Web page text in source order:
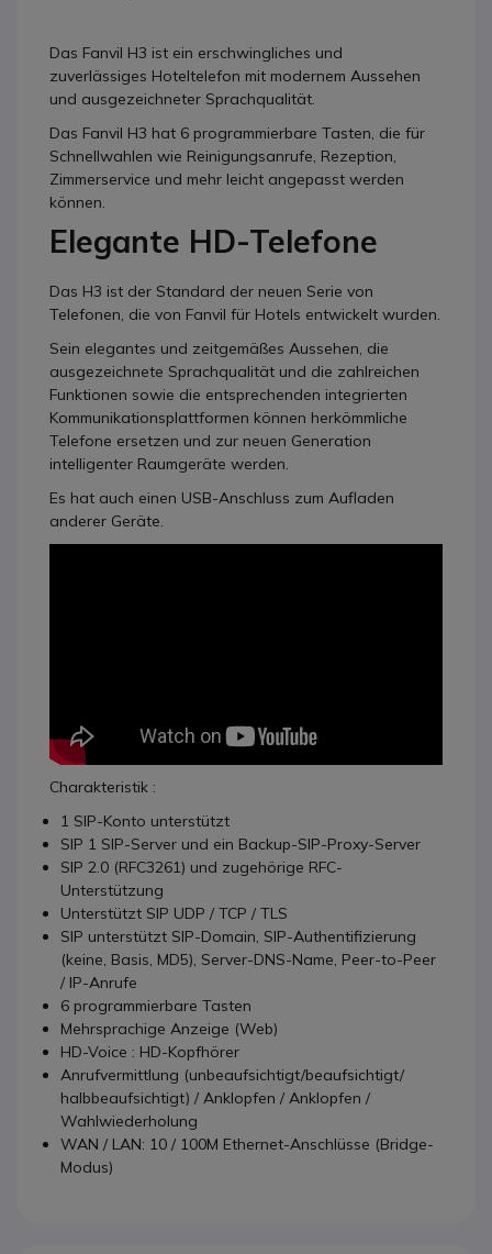
Das Fanvil H3 ist ein erschwingliches und
zuverlässiges Hoteltelefon mit modernem Aussehen
und ausgezeichneter Sprachqualität.
Das Fanvil H3 hat 6 programmierbare Tasten, die für
Schnellwahlen wie Reinigungsanrufe, Rezeption,
Zimmerservice und mehr leicht angepasst werden
können.
Elegante HD-Telefone
Das H3 ist der Standard der neuen Serie von
Telefonen, die von Fanvil für Hotels entwickelt wurden.
Sein elegantes und zeitgemäßes Aussehen, die
ausgezeichnete Sprachqualität und die zahlreichen
Funktionen sowie die entsprechenden integrierten
Kommunikationsplattformen können herkömmliche
Telefone ersetzen und zur neuen Generation
intelligenter Raumgeräte werden.
Es hat auch einen USB-Anschluss zum Aufladen
anderer Geräte.
Charakteristik :
1 SIP-Konto unterstützt
SIP 1 SIP-Server und ein Backup-SIP-Proxy-Server
SIP 2.0 (RFC3261) und zugehörige RFC-
Unterstützung
Unterstützt SIP UDP / TCP / TLS
SIP unterstützt SIP-Domain, SIP-Authentifizierung
(keine, Basis, MD5), Server-DNS-Name, Peer-to-Peer
/ IP-Anrufe
6 programmierbare Tasten
Mehrsprachige Anzeige (Web)
HD-Voice : HD-Kopfhörer
Anrufvermittlung (unbeaufsichtigt/beaufsichtigt/
halbbeaufsichtigt) / Anklopfen / Anklopfen /
Wahlwiederholung
WAN / LAN: 10 / 100M Ethernet-Anschlüsse (Bridge-
Modus)